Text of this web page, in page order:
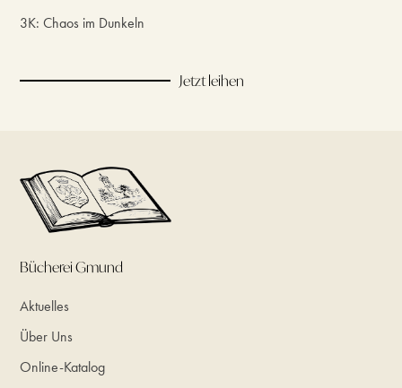
3K: Chaos im Dunkeln
Jetzt leihen
Bücherei Gmund
Aktuelles
Über Uns
Online-Katalog